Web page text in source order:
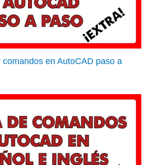
comandos en AutoCAD paso a